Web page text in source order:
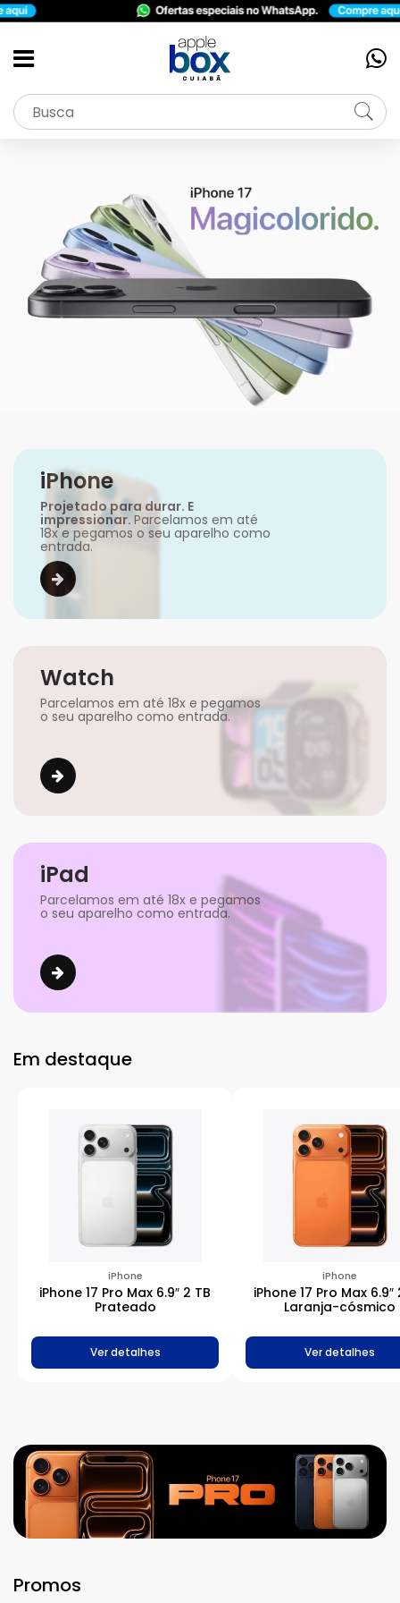
iPhone
Projetado para durar. E
impressionar.Parcelamos em até
18x e pegamos o seu aparelho como
entrada.
Watch
Parcelamos em até 18x e pegamos
o seu aparelho como entrada.
iPad
Parcelamos em até 18x e pegamos
o seu aparelho como entrada.
Em destaque
iPhone
iPhone 17 Pro Max 6.9″ 2 TB
Prateado
Ver detalhes
iPhone
iPhone 17 Pro Max 6.9″
Laranja-cósmico
Ver detalhes
Promos